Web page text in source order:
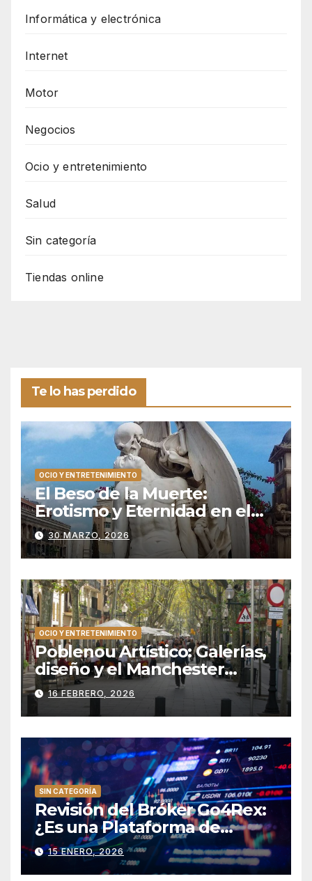
Informática y electrónica
Internet
Motor
Negocios
Ocio y entretenimiento
Salud
Sin categoría
Tiendas online
Te lo has perdido
OCIO Y ENTRETENIMIENTO
El Beso de la Muerte:
Erotismo y Eternidad en el
Silencio de Poblenou
30 MARZO, 2026
OCIO Y ENTRETENIMIENTO
Poblenou Artístico: Galerías,
diseño y el Manchester
catalán
16 FEBRERO, 2026
SIN CATEGORÍA
Revisión del Bróker Go4Rex:
¿Es una Plataforma de
Trading Confiable?
15 ENERO, 2026